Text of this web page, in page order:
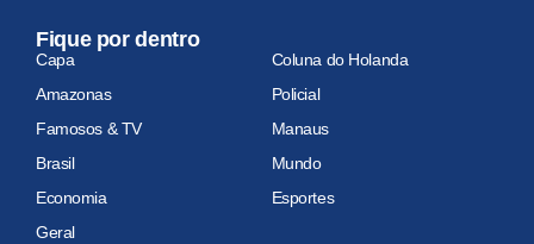
Fique por dentro
Capa
Coluna do Holanda
Amazonas
Policial
Famosos & TV
Manaus
Brasil
Mundo
Economia
Esportes
Geral